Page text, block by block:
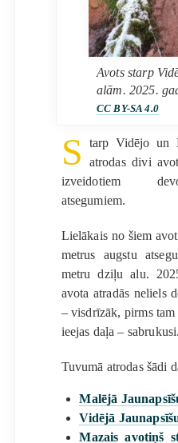
Avots starp
alām. 2025.
CC BY-SA 4.0
S
tarp Vidējo un
atrodas divi
izveidotiem
atsegumiem.
Lielākais no šiem
metrus augstu
metru dziļu alu.
avota atradās neliels
– visdrīzāk, pirms
ieejas daļa – sabrukusi.
Tuvumā atrodas šādi
Malējā
Vidējā
Mazais avotiņš